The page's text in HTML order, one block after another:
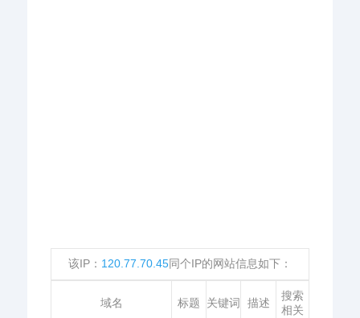
该IP： 120.77.70.45同个IP的网站信息如下：
域名 标题 关键词 描述
搜索
相关